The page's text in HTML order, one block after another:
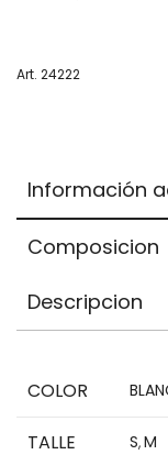
Your
Art. 24222
Información
Composicion
Descripcion
COLOR
TALLE S,M